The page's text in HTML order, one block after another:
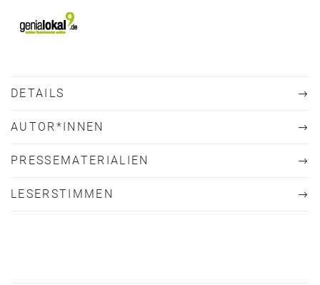
DETAILS
AUTOR*INNEN
PRESSEMATERIALIEN
LESERSTIMMEN